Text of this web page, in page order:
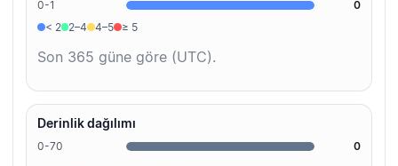
0-1
0
< 2
2–4 4–5 ≥ 5
Son 365 güne göre (UTC).
Derinlik dağılımı
0-70 0